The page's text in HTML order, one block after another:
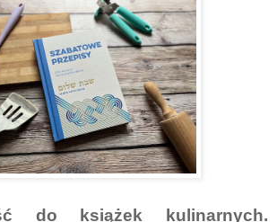
do książek kulinarnych.